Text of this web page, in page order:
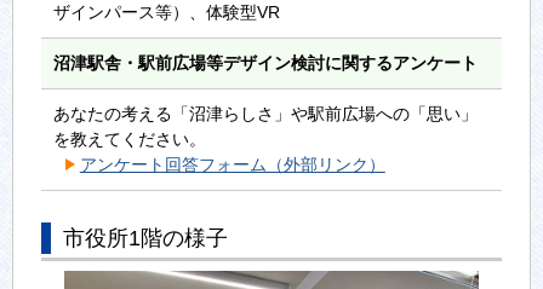
ザインパース等）、体験型VR
沼津駅舎・駅前広場等デザイン検討に関するアンケート
あなたの考える「沼津らしさ」や駅前広場への「思い」
を教えてください。
アンケート回答フォーム（外部リンク）
市役所1階の様子